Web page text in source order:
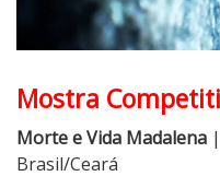
Mostra
Morte e Vida Madalena
Brasil/Ceará